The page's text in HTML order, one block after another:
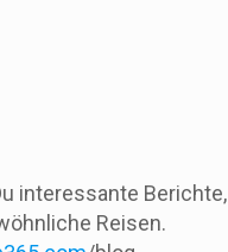
interessante Berichte,
Reisen.